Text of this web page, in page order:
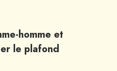
homme et
le plafond